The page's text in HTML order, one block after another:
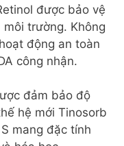
được bảo vệ
trường. Không
động an toàn
công nhận.
đảm bảo độ
hệ mới Tinosorb
mang đặc tính